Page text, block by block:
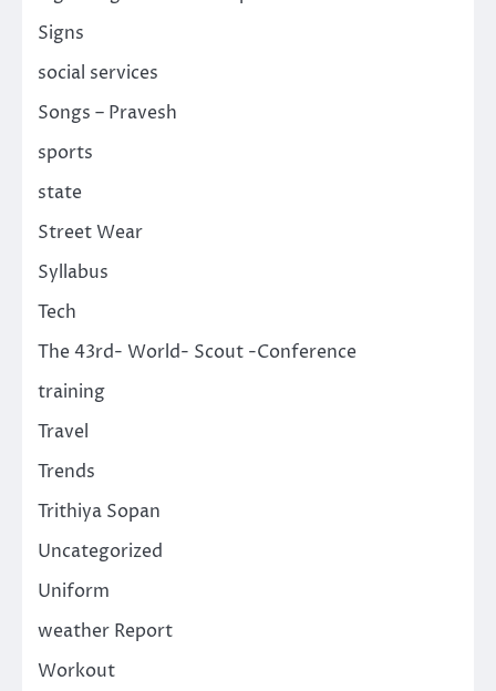
Signs
social services
Songs – Pravesh
sports
state
Street Wear
Syllabus
Tech
The 43rd- World- Scout -Conference
training
Travel
Trends
Trithiya Sopan
Uncategorized
Uniform
weather Report
Workout